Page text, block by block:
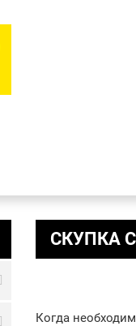
СКУПКА
Когда